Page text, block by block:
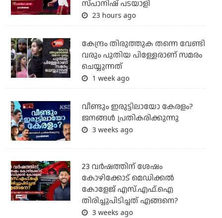
സ്പാനിഷ് പടയാളി
23 hours ago
കേന്ദ്രം തിരുത്തുക തന്നെ വേണ്ടി
വരും പുതിയ പിള്ളേരാണ് സമരം
ചെയ്യുന്നത്
1 week ago
വീണ്ടും ഇരുട്ടിലായോ കേരളം?
ജനങ്ങൾ പ്രതികരിക്കുന്നു
3 weeks ago
23 വർഷത്തിന് ശേഷം
കോഴിക്കോട് മെഡിക്കൽ
കോളേജ് എസ്.എഫ്.ഐ
തിരിച്ചുപിടിച്ചത് എങ്ങനെ?
3 weeks ago